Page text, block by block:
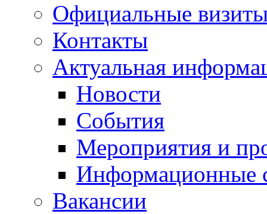
Официальные
Контакты
Актуальная
Новости
События
Мероприятия и
Информационные
Вакансии